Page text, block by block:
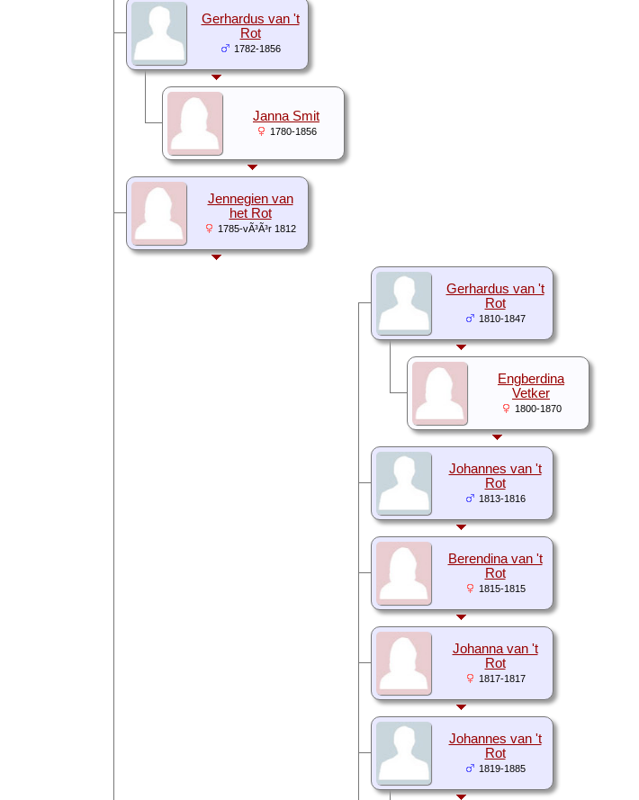
Gerhardus van 't
Rot
1782-1856
Janna Smit
1780-1856
Jennegien van
het Rot
1785-vÃ³Ã³r 1812
Gerhardus van 't
Rot
1810-1847
Engberdina
Vetker
1800-1870
Johannes van 't
Rot
1813-1816
Berendina van 't
Rot
1815-1815
Johanna van 't
Rot
1817-1817
Johannes van 't
Rot
1819-1885